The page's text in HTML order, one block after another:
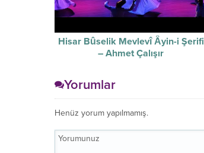
Hisar Bûselik Mevlevî Âyin-i Şerifi
– Ahmet Çalışır
Yorumlar
Henüz yorum yapılmamış.